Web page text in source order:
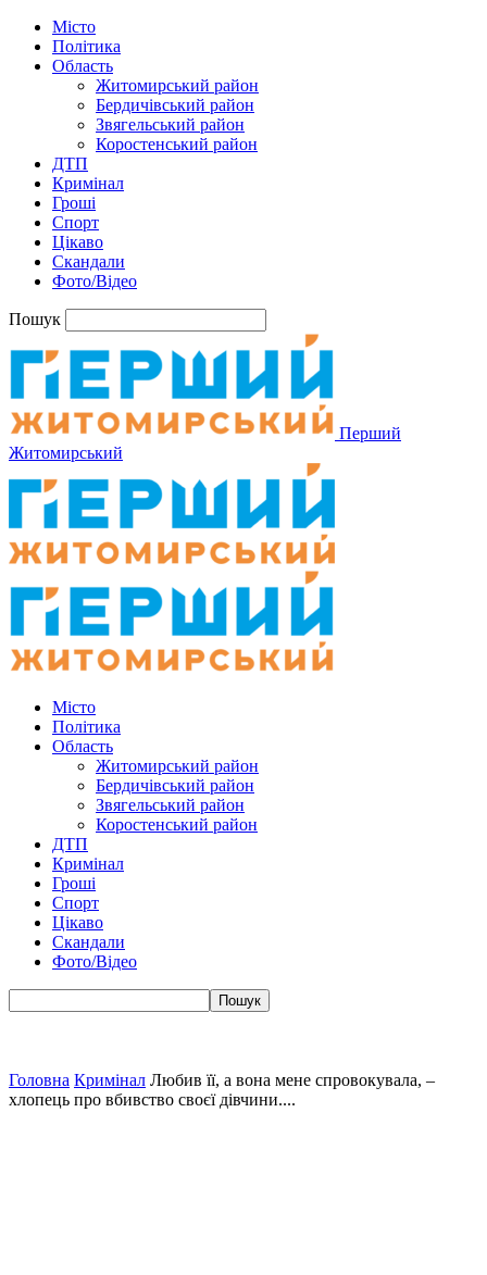
Місто
Політика
Область
Житомирський район
Бердичівський район
Звягельський район
Коростенський район
ДТП
Кримінал
Гроші
Спорт
Цікаво
Скандали
Фото/Відео
Пошук
Перший
Житомирський
Місто
Політика
Область
Житомирський район
Бердичівський район
Звягельський район
Коростенський район
ДТП
Кримінал
Гроші
Спорт
Цікаво
Скандали
Фото/Відео
Головна Кримінал Любив її, а вона мене спровокувала, –
хлопець про вбивство своєї дівчини....